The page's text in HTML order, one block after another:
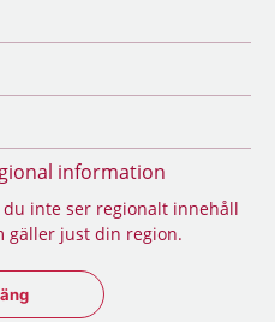
information
inte ser regionalt innehåll
gäller just din region.
regionsväljaren